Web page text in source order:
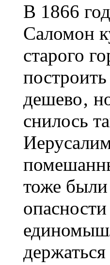
В 1866
Саломон
старого
дешево‚
снилось
тоже были